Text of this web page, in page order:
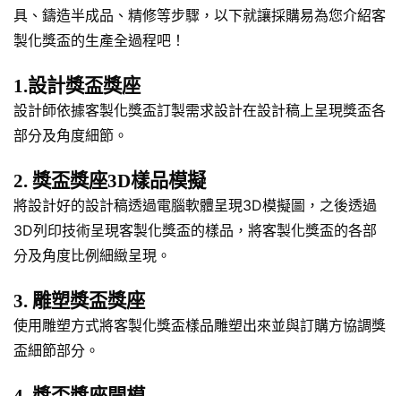
具、鑄造半成品、精修等步驟，以下就讓採購易為您介紹客
製化獎盃的生產全過程吧！
1.設計獎盃獎座
設計師依據客製化獎盃訂製需求設計在設計稿上呈現獎盃各
部分及角度細節。
2. 獎盃獎座3D樣品模擬
將設計好的設計稿透過電腦軟體呈現3D模擬圖，之後透過
3D列印技術呈現客製化獎盃的樣品，將客製化獎盃的各部
分及角度比例細緻呈現。
3. 雕塑獎盃獎座
使用雕塑方式將客製化獎盃樣品雕塑出來並與訂購方協調獎
盃細節部分。